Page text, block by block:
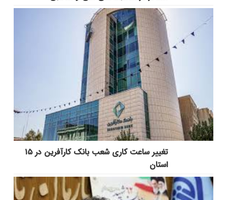
تغییر ساعت کاری شعب بانک کارآفرین در ۱۵
استان